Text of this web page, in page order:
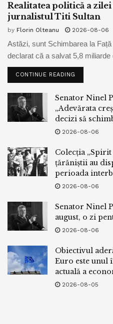
Realitatea politică a
jurnalistul Titi Sultan
by Florin Olteanu 2026-08-06
Astăzi, sunt Schimbarea la
declarat că a salvat 5,8
CONTINUE READING
Senator Ninel
„Adevărata
decizi să
2026-08-06
Colecția
țărăniștii au
perioada
2026-08-06
Senator Ninel
august, o zi
2026-08-06
Obiectivul
Euro este unul
actuală a
2026-08-05